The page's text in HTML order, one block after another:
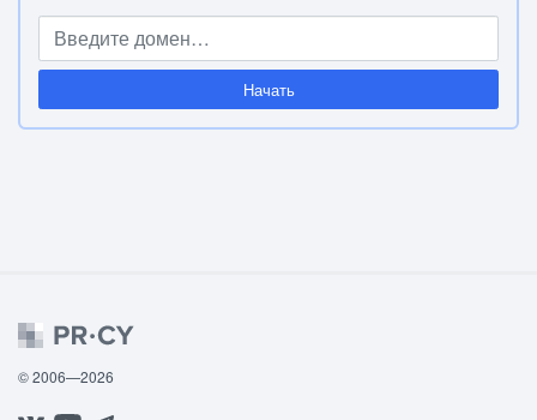
Начать
© 2006—2026